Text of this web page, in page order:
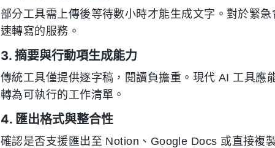
部分工具需上傳後等待數小時才能生成文字。對於緊
速轉寫的服務。
3. 摘要與行動項生成能力
傳統工具僅提供逐字稿，閱讀負擔重。現代 AI 工具應
轉為可執行的工作清單。
4. 匯出格式與整合性
確認是否支援匯出至 Notion、Google Docs 或直接複